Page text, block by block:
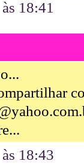
18:41
18:43